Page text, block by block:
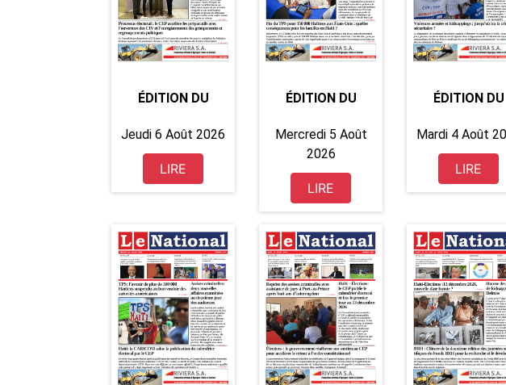
ÉDITION DU
Jeudi 6 Août 2026
LIRE
ÉDITION DU
Mercredi 5 Août
2026
LIRE
ÉDITION DU
Mardi 4 Août
LIRE